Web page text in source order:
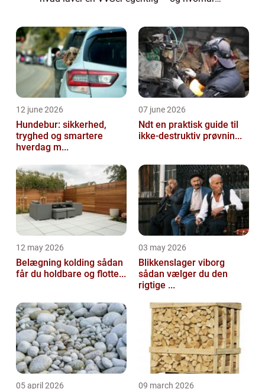
Ista...
12 june 2026
Hundebur: sikkerhed,
tryghed og smartere
hverdag m...
07 june 2026
Ndt en praktisk guide til
ikke-destruktiv prøvnin...
12 may 2026
Belægning kolding sådan
får du holdbare og flotte...
03 may 2026
Blikkenslager viborg
sådan vælger du den
rigtige ...
05 april 2026 09 march 2026